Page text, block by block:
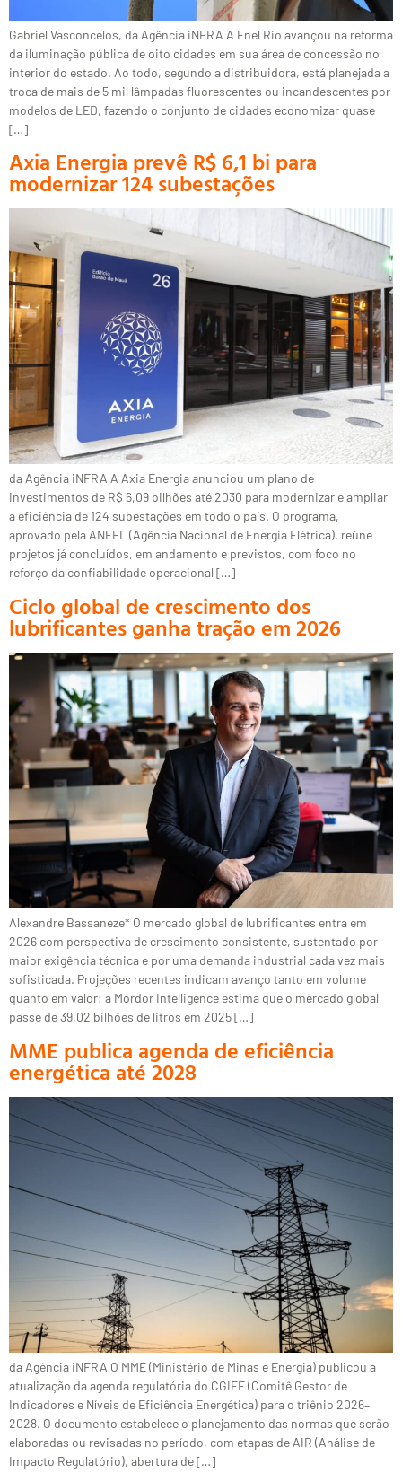
Gabriel Vasconcelos, da Agência iNFRA A Enel Rio avançou na reforma
da iluminação pública de oito cidades em sua área de concessão no
interior do estado. Ao todo, segundo a distribuidora, está planejada a
troca de mais de 5 mil lâmpadas fluorescentes ou incandescentes por
modelos de LED, fazendo o conjunto de cidades economizar quase
[…]
Axia Energia prevê R$ 6,1 bi para
modernizar 124 subestações
da Agência iNFRA A Axia Energia anunciou um plano de
investimentos de R$ 6,09 bilhões até 2030 para modernizar e ampliar
a eficiência de 124 subestações em todo o país. O programa,
aprovado pela ANEEL (Agência Nacional de Energia Elétrica), reúne
projetos já concluídos, em andamento e previstos, com foco no
reforço da confiabilidade operacional […]
Ciclo global de crescimento dos
lubrificantes ganha tração em 2026
Alexandre Bassaneze* O mercado global de lubrificantes entra em
2026 com perspectiva de crescimento consistente, sustentado por
maior exigência técnica e por uma demanda industrial cada vez mais
sofisticada. Projeções recentes indicam avanço tanto em volume
quanto em valor: a Mordor Intelligence estima que o mercado global
passe de 39,02 bilhões de litros em 2025 […]
MME publica agenda de eficiência
energética até 2028
da Agência iNFRA O MME (Ministério de Minas e Energia) publicou a
atualização da agenda regulatória do CGIEE (Comitê Gestor de
Indicadores e Níveis de Eficiência Energética) para o triênio 2026–
2028. O documento estabelece o planejamento das normas que serão
elaboradas ou revisadas no período, com etapas de AIR (Análise de
Impacto Regulatório), abertura de […]